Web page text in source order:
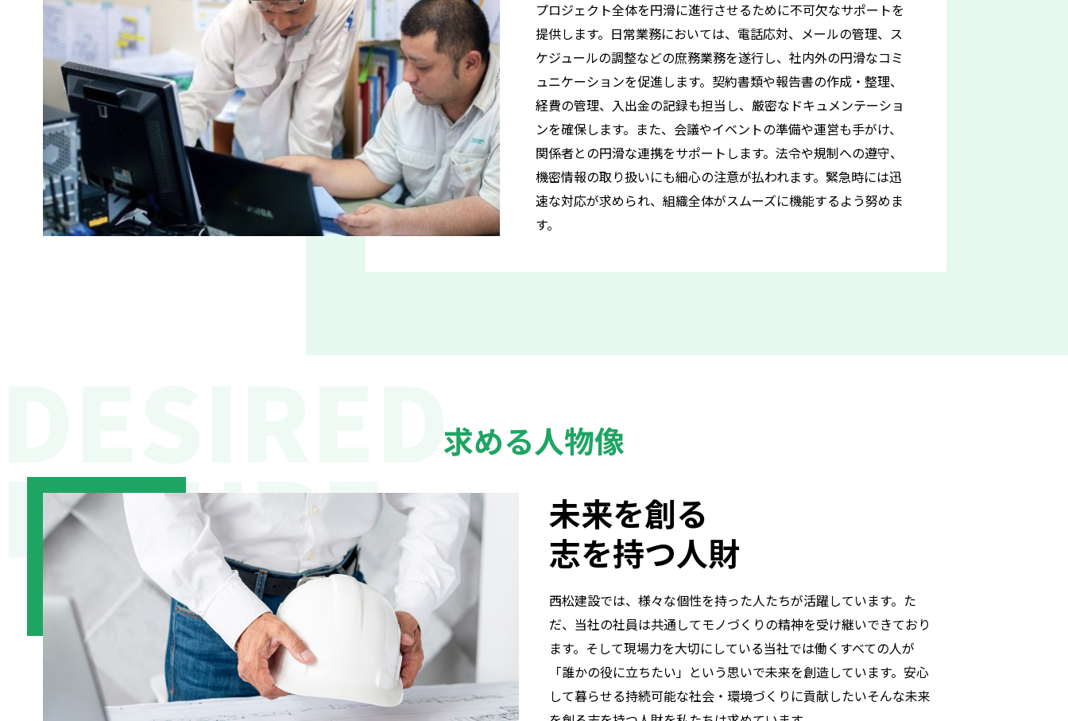
プロジェクト全体を円滑に進行させるために不可欠なサポートを
提供します。日常業務においては、電話応対、メールの管理、ス
ケジュールの調整などの庶務業務を遂行し、社内外の円滑なコミ
ュニケーションを促進します。契約書類や報告書の作成・整理、
経費の管理、入出金の記録も担当し、厳密なドキュメンテーショ
ンを確保します。また、会議やイベントの準備や運営も手がけ、
関係者との円滑な連携をサポートします。法令や規制への遵守、
機密情報の取り扱いにも細心の注意が払われます。緊急時には迅
速な対応が求められ、組織全体がスムーズに機能するよう努めま
す。
求める人物像
未来を創る
志を持つ人財
西松建設では、様々な個性を持った人たちが活躍しています。た
だ、当社の社員は共通してモノづくりの精神を受け継いできており
ます。そして現場力を大切にしている当社では働くすべての人が
「誰かの役に立ちたい」という思いで未来を創造しています。安心
して暮らせる持続可能な社会・環境づくりに貢献したいそんな未来
DESIRED
FIGURE